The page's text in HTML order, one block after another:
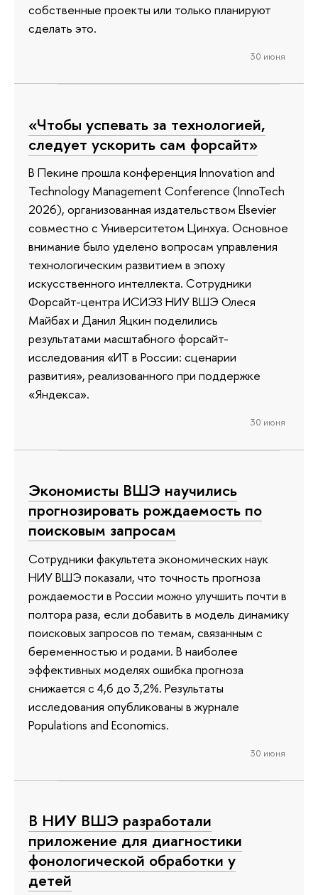
собственные проекты или только планируют
сделать это.
30 июня
«Чтобы успевать за технологией,
следует ускорить сам форсайт»
В Пекине прошла конференция Innovation and
Technology Management Conference (InnoTech
2026), организованная издательством Elsevier
совместно с Университетом Цинхуа. Основное
внимание было уделено вопросам управления
технологическим развитием в эпоху
искусственного интеллекта. Сотрудники
Форсайт-центра ИСИЭЗ НИУ ВШЭ Олеся
Майбах и Данил Яцкин поделились
результатами масштабного форсайт-
исследования «ИТ в России: сценарии
развития», реализованного при поддержке
«Яндекса».
30 июня
Экономисты ВШЭ научились
прогнозировать рождаемость по
поисковым запросам
Сотрудники факультета экономических наук
НИУ ВШЭ показали, что точность прогноза
рождаемости в России можно улучшить почти в
полтора раза, если добавить в модель динамику
поисковых запросов по темам, связанным с
беременностью и родами. В наиболее
эффективных моделях ошибка прогноза
снижается с 4,6 до 3,2%. Результаты
исследования опубликованы в журнале
Populations and Economics.
30 июня
В НИУ ВШЭ разработали
приложение для диагностики
фонологической обработки у
детей